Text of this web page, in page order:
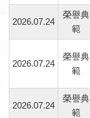
2026.07.24
榮譽典
範
2026.07.24
榮譽典
範
2026.07.24
榮譽典
範